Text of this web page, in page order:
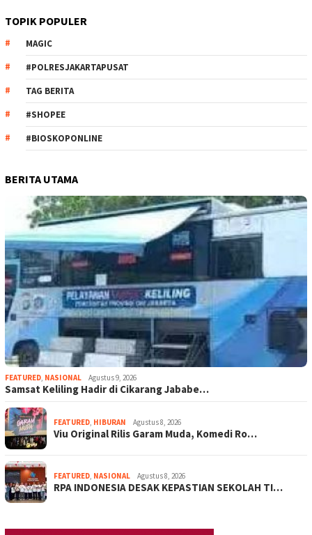
TOPIK POPULER
MAGIC
#POLRESJAKARTAPUSAT
TAG BERITA
#SHOPEE
#BIOSKOPONLINE
BERITA UTAMA
FEATURED, NASIONAL Agustus 9, 2026
Samsat Keliling Hadir di Cikarang Jababe…
FEATURED, HIBURAN Agustus 8, 2026
Viu Original Rilis Garam Muda, Komedi Ro…
FEATURED, NASIONAL Agustus 8, 2026
RPA INDONESIA DESAK KEPASTIAN SEKOLAH TI…